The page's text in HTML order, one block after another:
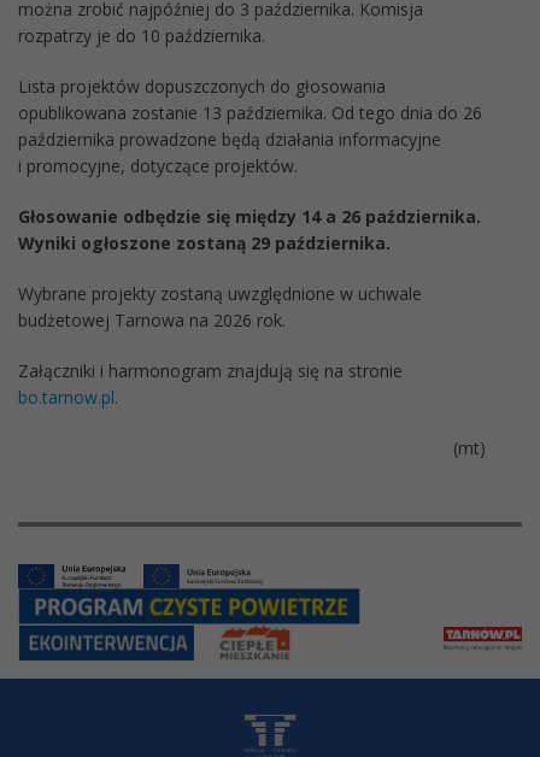
można zrobić najpóźniej do 3 października. Komisja
rozpatrzy je do 10 października.
Lista projektów dopuszczonych do głosowania
opublikowana zostanie 13 października. Od tego dnia do 26
października prowadzone będą działania informacyjne
i promocyjne, dotyczące projektów.
Głosowanie odbędzie się między 14 a 26 października.
Wyniki ogłoszone zostaną 29 października.
Wybrane projekty zostaną uwzględnione w uchwale
budżetowej Tarnowa na 2026 rok.
Załączniki i harmonogram znajdują się na stronie
bo.tarnow.pl.
(mt)